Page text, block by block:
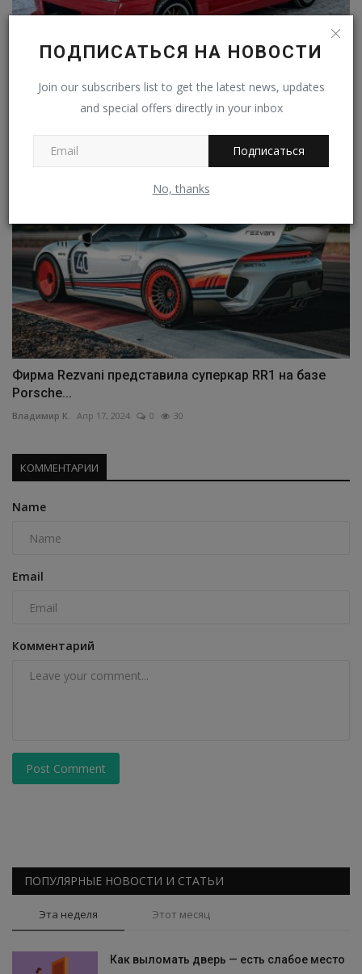
ПОДПИСАТЬСЯ НА НОВОСТИ
Join our subscribers list to get the latest news, updates
and special offers directly in your inbox
Подписаться
No, thanks
В Москве продают 33-летнюю Lada Samara Fun в
кузове ландо
Фирма Rezvani представила суперкар RR1 на базе
Porsche...
Владимир К. Апр 17, 2024 0 30
КОММЕНТАРИИ
Name
Email
Комментарий
Post Comment
ПОПУЛЯРНЫЕ НОВОСТИ И СТАТЬИ
Эта неделя Этот месяц
Как выломать дверь — есть слабое место